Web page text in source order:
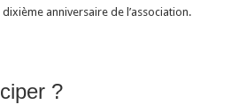
anniversaire de l’association.
?